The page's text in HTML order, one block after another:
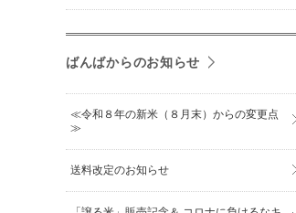
ばんばからのお知らせ
≪令和８年の新米（８月末）からの変更点
≫
送料改定のお知らせ